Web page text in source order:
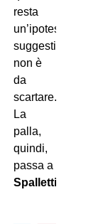
resta
un’ipotesi
suggestiva
non è
da
scartare.
La
palla,
quindi,
passa a
Spalletti